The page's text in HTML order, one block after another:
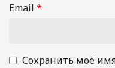
Email *
Сохранить моё